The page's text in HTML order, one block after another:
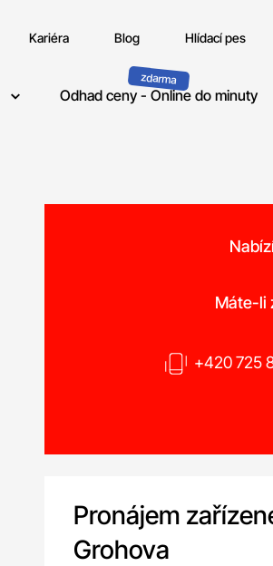
Kariéra Blog Hlídací pes
Odhad ceny - Online do minuty
Máte-li
+420 725
Pronájem
Grohova